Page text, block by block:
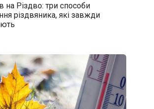
на Різдво: три способи
різдвяника, які завжди